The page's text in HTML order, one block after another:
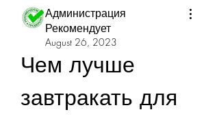
Администрация
Рекомендует
August 26, 2023
Чем лучше
завтракать для